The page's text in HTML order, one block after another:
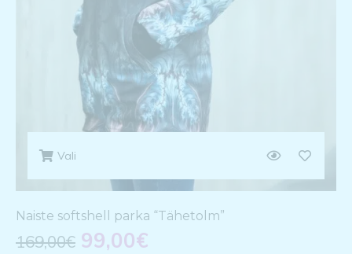
Vali
Naiste softshell parka “Tähetolm”
169,00€ 99,00€